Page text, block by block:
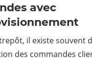
avec
il existe souvent
des commandes